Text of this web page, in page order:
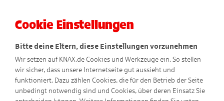
Cookie Einstellungen
Bitte deine Eltern, diese Einstellungen vorzunehmen
Wir setzen auf KNAX.de Cookies und Werkzeuge ein. So stellen
wir sicher, dass unsere Internetseite gut aussieht und
funktioniert. Dazu zählen Cookies, die für den Betrieb der Seite
unbedingt notwendig sind und Cookies, über deren Einsatz Sie